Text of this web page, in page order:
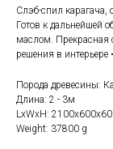
Слэб-спил
Готов к дальнейшей
маслом. Прекрасная
решения в интерьере
Порода древесины:
Длина: 2 - 3м
LxWxH:
Weight: 37800 g